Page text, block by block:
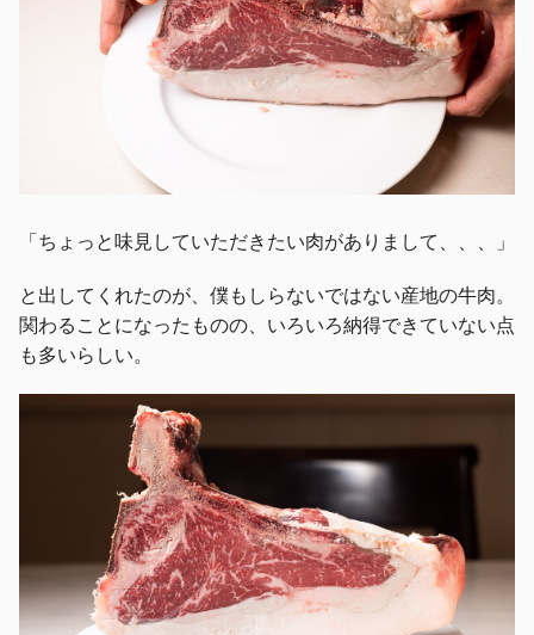
「ちょっと味見していただきたい肉がありまして、、、」
と出してくれたのが、僕もしらないではない産地の牛肉。
関わることになったものの、いろいろ納得できていない点
も多いらしい。